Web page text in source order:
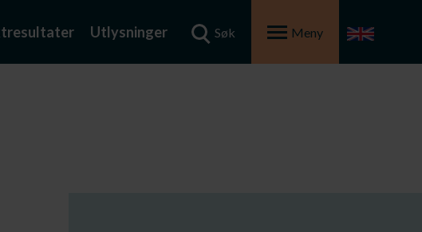
Utlysninger Søk Meny